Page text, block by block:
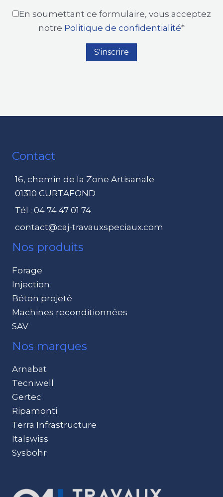
En soumettant ce formulaire, vous acceptez
notre Politique de confidentialité*
Contact
16, chemin de la Zone Artisanale
01310 CURTAFOND
Tél : 04 74 47 01 74
contact@caj-travauxspeciaux.com
Nos produits
Forage
Injection
Béton projeté
Machines reconditionnées
SAV
Nos marques
Arnabat
Tecniwell
Gertec
Ripamonti
Terra Infrastructure
Italswiss
Sysbohr